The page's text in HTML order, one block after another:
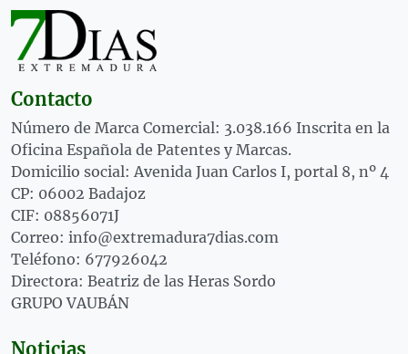
Contacto
Número de Marca Comercial: 3.038.166 Inscrita en la
Oficina Española de Patentes y Marcas.
Domicilio social: Avenida Juan Carlos I, portal 8, nº 4
CP: 06002 Badajoz
CIF: 08856071J
Correo: info@extremadura7dias.com
Teléfono: 677926042
Directora: Beatriz de las Heras Sordo
GRUPO VAUBÁN
Noticias